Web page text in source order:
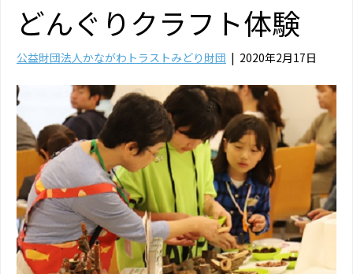
どんぐりクラフト体験
公益財団法人かながわトラストみどり財団 | 2020年2月17日